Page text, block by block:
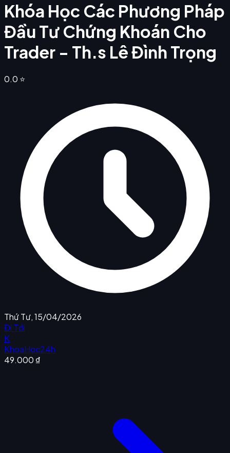
Khóa Học Các Phương Pháp
Đầu Tư Chứng Khoán Cho
Trader - Th.s Lê Đình Trọng
0.0 ⭐
Thứ Tư, 15/04/2026
Đi Tới
K
KhoaHoc24h
49.000 ₫